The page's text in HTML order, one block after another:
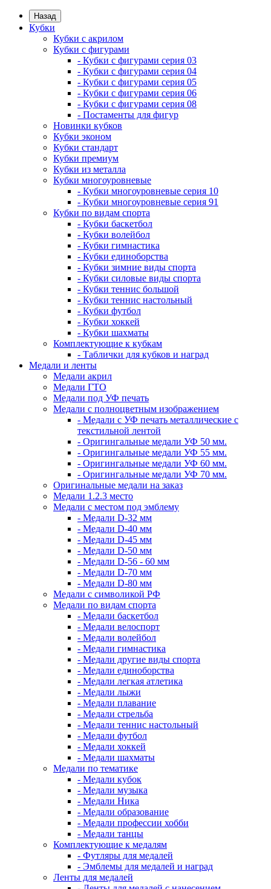
Назад
Кубки
Кубки с акрилом
Кубки с фигурами
- Кубки с фигурами серия 03
- Кубки с фигурами серия 04
- Кубки с фигурами серия 05
- Кубки с фигурами серия 06
- Кубки с фигурами серия 08
- Постаменты для фигур
Новинки кубков
Кубки эконом
Кубки стандарт
Кубки премиум
Кубки из металла
Кубки многоуровневые
- Кубки многоуровневые серия 10
- Кубки многоуровневые серия 91
Кубки по видам спорта
- Кубки баскетбол
- Кубки волейбол
- Кубки гимнастика
- Кубки единоборства
- Кубки зимние виды спорта
- Кубки силовые виды спорта
- Кубки теннис большой
- Кубки теннис настольный
- Кубки футбол
- Кубки хоккей
- Кубки шахматы
Комплектующие к кубкам
- Таблички для кубков и наград
Медали и ленты
Медали акрил
Медали ГТО
Медали под УФ печать
Медали с полноцветным изображением
- Медали с УФ печать металлические с
текстильной лентой
- Оригингальные медали УФ 50 мм.
- Оригингальные медали УФ 55 мм.
- Оригингальные медали УФ 60 мм.
- Оригингальные медали УФ 70 мм.
Оригинальные медали на заказ
Медали 1.2.3 место
Медали с местом под эмблему
- Медали D-32 мм
- Медали D-40 мм
- Медали D-45 мм
- Медали D-50 мм
- Медали D-56 - 60 мм
- Медали D-70 мм
- Медали D-80 мм
Медали с символикой РФ
Медали по видам спорта
- Медали баскетбол
- Медали велоспорт
- Медали волейбол
- Медали гимнастика
- Медали другие виды спорта
- Медали единоборства
- Медали легкая атлетика
- Медали лыжи
- Медали плавание
- Медали стрельба
- Медали теннис настольный
- Медали футбол
- Медали хоккей
- Медали шахматы
Медали по тематике
- Медали кубок
- Медали музыка
- Медали Ника
- Медали образование
- Медали профессии хобби
- Медали танцы
Комплектующие к медалям
- Футляры для медалей
- Эмблемы для медалей и наград
Ленты для медалей